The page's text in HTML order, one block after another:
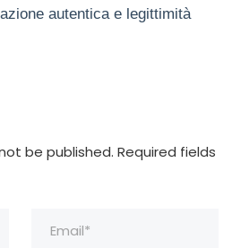
autentica e legittimità
be published. Required fields